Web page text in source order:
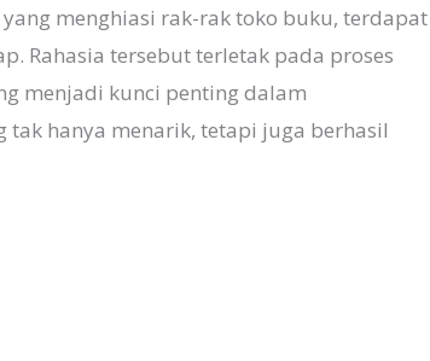
menghiasi rak-rak toko buku, terdapat
Rahasia tersebut terletak pada proses
menjadi kunci penting dalam
tak hanya menarik, tetapi juga berhasil